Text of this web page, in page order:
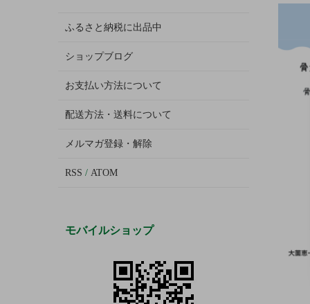
ふるさと納税に出品中
ショップブログ
お支払い方法について
配送方法・送料について
メルマガ登録・解除
RSS / ATOM
モバイルショップ